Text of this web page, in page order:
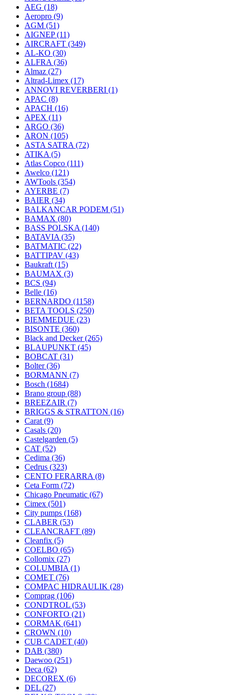
AEG (18)
Aeropro (9)
AGM (51)
AIGNEP(11)
AIRCRAFT (349)
AL-KO (30)
ALFRA (36)
Almaz (27)
Altrad-Limex (17)
ANNOVI REVERBERI (1)
APAC (8)
APACH (16)
APEX (11)
ARGO (36)
ARON (105)
ASTA SATRA (72)
ATIKA (5)
Atlas Copco (111)
Awelco (121)
AWTools (354)
AYERBE (7)
BAIER (34)
BALKANCAR PODEM (51)
BAMAX (80)
BASS POLSKA (140)
BATAVIA (35)
BATMATIC (22)
BATTIPAV (43)
Baukraft (15)
BAUMAX (3)
BCS (94)
Belle (16)
BERNARDO (1158)
BETA TOOLS (250)
BIEMMEDUE (23)
BISONTE (360)
Black and Decker(265)
BLAUPUNKT (45)
BOBCAT (31)
Bolter(36)
BORMANN (7)
Bosch (1684)
Brano group (88)
BREEZAIR (7)
BRIGGS & STRATTON (16)
Carat (9)
Casals (20)
Castelgarden (5)
CAT (52)
Cedima (36)
Cedrus (323)
CENTO FERARRA (8)
Ceta Form (72)
Chicago Pneumatic (67)
Cimex (501)
City pumps (168)
CLABER (53)
CLEANCRAFT (89)
Cleanfix (5)
COELBO (65)
Collomix (27)
COLUMBIA (1)
COMET (76)
COMPAC HIDRAULIK (28)
Comprag (106)
CONDTROL (53)
CONFORTO (21)
CORMAK (641)
CROWN (10)
CUB CADET (40)
DAB (380)
Daewoo (251)
Deca (62)
DECOREX (6)
DEL (27)